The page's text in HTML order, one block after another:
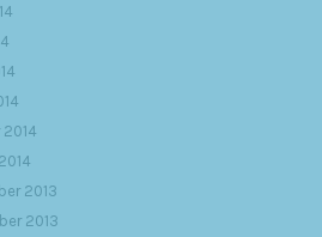
2014
2013
2013